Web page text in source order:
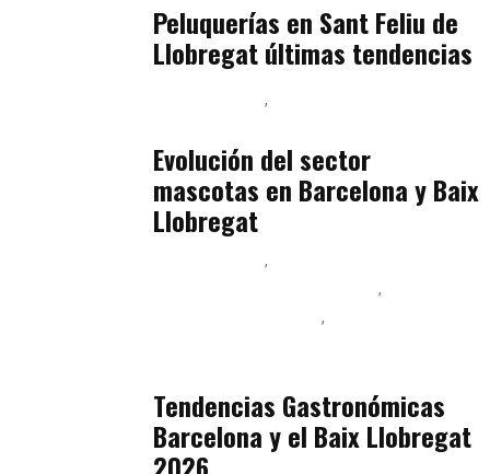
Peluquerías en Sant Feliu de
Llobregat últimas tendencias
Evolución del sector
mascotas en Barcelona y Baix
Llobregat
Tendencias Gastronómicas
Barcelona y el Baix Llobregat
2026